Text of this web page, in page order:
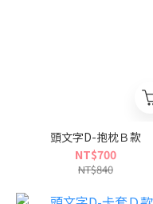
頭文字D-抱枕Ｂ款
NT$700
NT$840